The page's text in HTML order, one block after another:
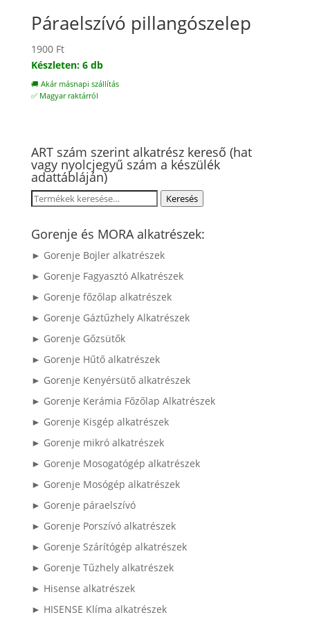
Páraelszívó pillangószelep
1900 Ft
Készleten: 6 db
🚚 Akár másnapi szállítás
✅ Magyar raktárról
ART szám szerint alkatrész kereső (hat
vagy nyolcjegyű szám a készülék
adattábláján)
Keresés
következőre:
Keresés
Gorenje és MORA alkatrészek:
► Gorenje Bojler alkatrészek
► Gorenje Fagyasztó Alkatrészek
► Gorenje főzőlap alkatrészek
► Gorenje Gáztűzhely Alkatrészek
► Gorenje Gőzsütők
► Gorenje Hűtő alkatrészek
► Gorenje Kenyérsütő alkatrészek
► Gorenje Kerámia Főzőlap Alkatrészek
► Gorenje Kisgép alkatrészek
► Gorenje mikró alkatrészek
► Gorenje Mosogatógép alkatrészek
► Gorenje Mosógép alkatrészek
► Gorenje páraelszívó
► Gorenje Porszívó alkatrészek
► Gorenje Szárítógép alkatrészek
► Gorenje Tűzhely alkatrészek
► Hisense alkatrészek
► HISENSE Klíma alkatrészek